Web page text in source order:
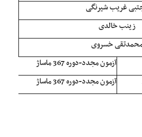
غریب شیرنگی
زینب خالدی
خسروی
آزمون مجدد-دوره 367 ماساژ
آزمون مجدد-دوره 367 ماساژ